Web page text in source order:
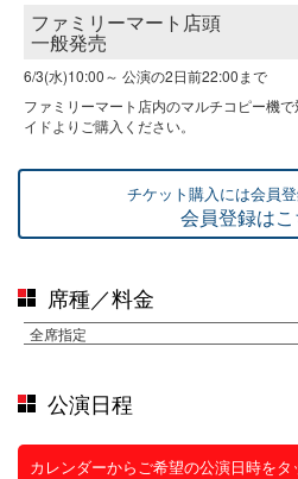
ファミリーマート店頭
一般発売
6/3(水)10:00～ 公演の2日前22:00まで
ファミリーマート店内のマルチコピー機
イドよりご購入ください。
チケット購入には会員登
会員登録はこ
席種／料金
全席指定
公演日程
カレンダーからご希望の公演日時を